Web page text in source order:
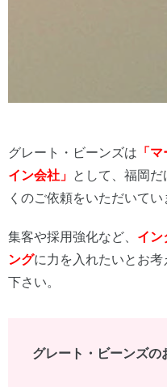
グレート・ビーンズは 「
イン会社」 として、福岡
くのご依頼をいただいてい
集客や採用強化など、 イン
ングに力を入れたいとお
下さい。
グレート・ビーンズの